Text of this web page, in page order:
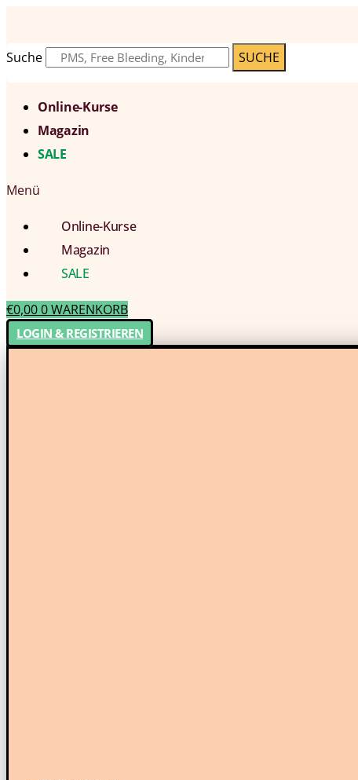
Suche SUCHE
Online-Kurse
Magazin
SALE
Menü
Online-Kurse
Magazin
SALE
€0,000WARENKORB
LOGIN & REGISTRIEREN